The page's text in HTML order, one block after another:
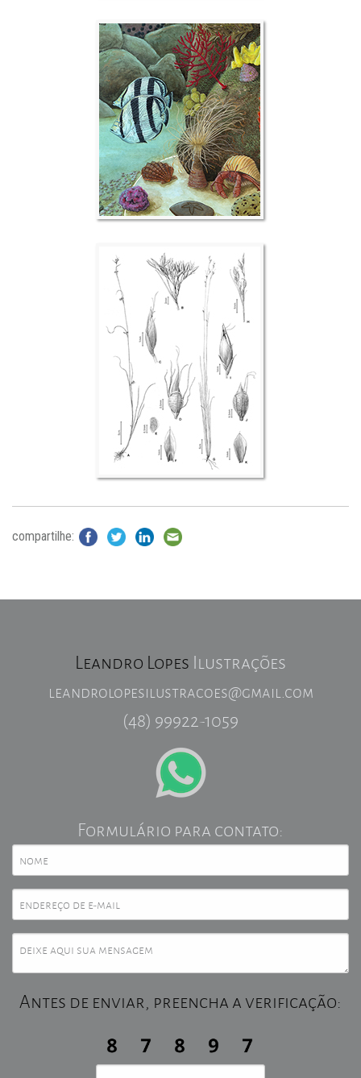
compartilhe:
Leandro Lopes Ilustrações
leandrolopesilustracoes@gmail.com
(48) 99922-1059
Formulário para contato:
Antes de enviar, preencha a verificação: